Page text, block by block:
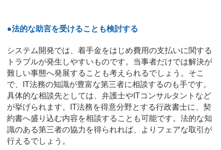
●法的な助言を受けることも検討する
システム開発では、着手金をはじめ費用の支払いに関する
トラブルが発生しやすいものです。当事者だけでは解決が
難しい事態へ発展することも考えられるでしょう。そこ
で、IT法務の知識が豊富な第三者に相談するのも手です。
具体的な相談先としては、弁護士やITコンサルタントなど
が挙げられます。IT法務を得意分野とする行政書士に、契
約書へ盛り込む内容を相談することも可能です。法的な知
識のある第三者の協力を得られれば、よりフェアな取引が
行えるでしょう。